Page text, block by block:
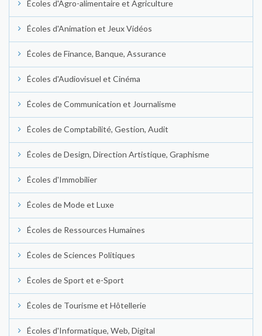
Écoles d'Agro-alimentaire et Agriculture
Écoles d'Animation et Jeux Vidéos
Écoles de Finance, Banque, Assurance
Écoles d'Audiovisuel et Cinéma
Écoles de Communication et Journalisme
Écoles de Comptabilité, Gestion, Audit
Écoles de Design, Direction Artistique, Graphisme
Écoles d'Immobilier
Écoles de Mode et Luxe
Écoles de Ressources Humaines
Écoles de Sciences Politiques
Écoles de Sport et e-Sport
Écoles de Tourisme et Hôtellerie
Écoles d'Informatique, Web, Digital